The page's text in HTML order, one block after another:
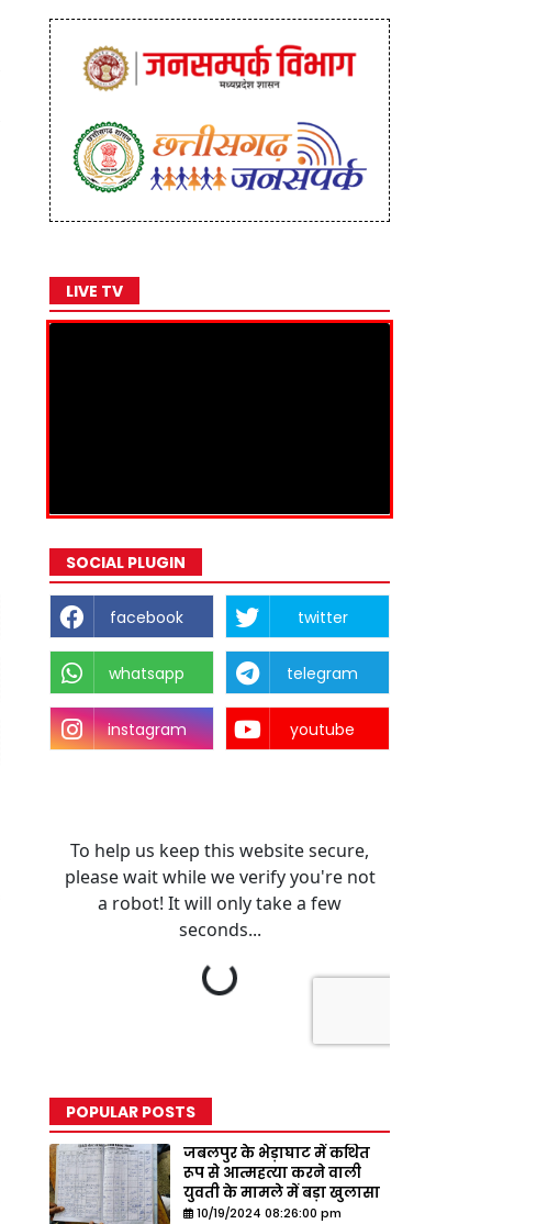
LIVE TV
SOCIAL PLUGIN
facebook twitter
whatsapp telegram
instagram youtube
POPULAR POSTS
जबलपुर के भेड़ाघाट में कथित
रूप से आत्महत्या करने वाली
युवती के मामले में बड़ा खुलासा
10/19/2024 08:26:00 pm